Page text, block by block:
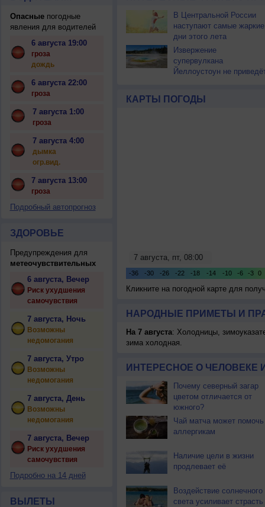
Опасныепогодные
явления для водителей
6 августа 19:00
гроза
дождь
6 августа 22:00
гроза
7 августа 1:00
гроза
7 августа 4:00
дымка
огр.вид.
7 августа 13:00
гроза
Подробный автопрогноз
ЗДОРОВЬЕ
Предупреждения для
метеочувствительных
6 августа, Вечер
Риск ухудшения
самочувствия
7 августа, Ночь
Возможны
недомогания
7 августа, Утро
Возможны
недомогания
7 августа, День
Возможны
недомогания
7 августа, Вечер
Риск ухудшения
самочувствия
Подробно на 14 дней
ВЫЛЕТЫ
В Центральной России
наступают самые жаркие
дни этого лета
Извержение
супервулкана
Йеллоустоун не
КАРТЫ ПОГОДЫ
Кликните на погодной карте для
НАРОДНЫЕ ПРИМЕТЫ И
На 7 августа: Холодницы,
зима холодная.
ИНТЕРЕСНОЕ О ЧЕЛОВЕКЕ
Почему северный загар
цветом отличается от
южного?
Чай матча может помочь
аллергикам
Наличие цели в жизни
продлевает её
Воздействие солнечного
света усиливает страсть